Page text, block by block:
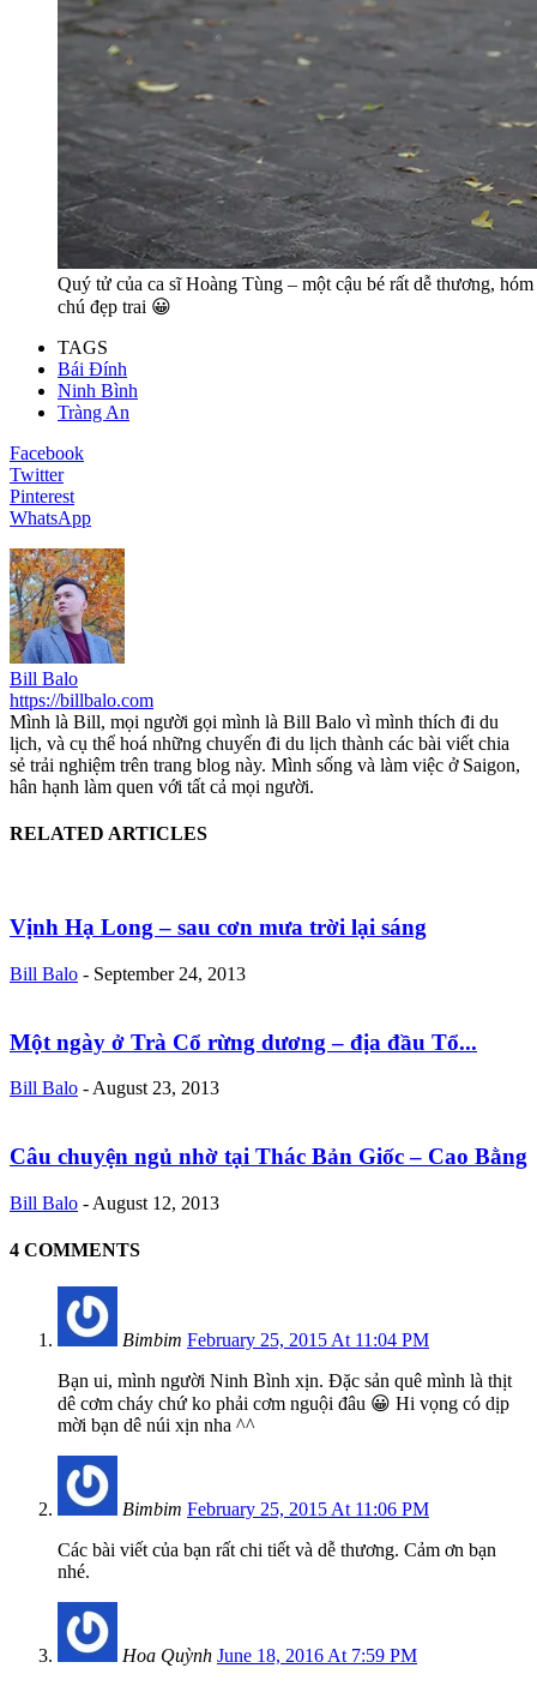
Quý tử của ca sĩ Hoàng Tùng – một cậu bé rất dễ thương,
chú đẹp trai 😀
TAGS
Bái Đính
Ninh Bình
Tràng An
Facebook
Twitter
Pinterest
WhatsApp
Bill Balo
https://billbalo.com
Mình là Bill, mọi người gọi mình là Bill Balo vì mình thích đi du
lịch, và cụ thể hoá những chuyến đi du lịch thành các bài viết chia
sẻ trải nghiệm trên trang blog này. Mình sống và làm việc ở Saigon,
hân hạnh làm quen với tất cả mọi người.
RELATED ARTICLES
Vịnh Hạ Long – sau cơn mưa trời lại sáng
Bill Balo - September 24, 2013
Một ngày ở Trà Cổ rừng dương – địa đầu Tổ...
Bill Balo -August 23, 2013
Câu chuyện ngủ nhờ tại Thác Bản Giốc – Cao Bằng
Bill Balo - August 12, 2013
4 COMMENTS
Bimbim February 25, 2015 At 11:04 PM
Bạn ui, mình người Ninh Bình xịn. Đặc sản quê mình là thịt
dê cơm cháy chứ ko phải cơm nguội đâu 😀 Hi vọng có dịp
mời bạn dê núi xịn nha ^^
Bimbim February 25, 2015 At 11:06 PM
Các bài viết của bạn rất chi tiết và dễ thương. Cảm ơn bạn
nhé.
Hoa Quỳnh June 18, 2016 At 7:59 PM